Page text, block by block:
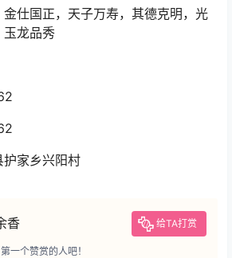
仕国正，天子万寿，其德克明，光
玉龙品秀
家乡兴阳村
香 给TA打赏
一个赞赏的人吧！